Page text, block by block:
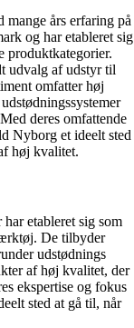
års erfaring på
og har etableret sig
produktkategorier.
udvalg af udstyr til
omfatter høj
deres omfattende
Nyborg et ideelt sted
høj kvalitet.
etableret sig som
De tilbyder
udstødnings
af høj kvalitet, der
ekspertise og fokus
sted at gå til, når